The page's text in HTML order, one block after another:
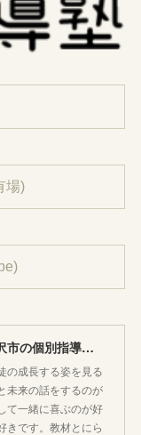
場)
「第二の家」ブログ｜藤沢市の個別指導塾のお話
の成長する姿を見る
未来の話をするのが
て一緒に喜ぶのが好
きです。教材とにら